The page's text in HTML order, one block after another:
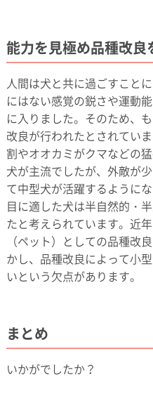
能力を見極め品種改良
人間は犬と共に過ごすこと
にはない感覚の鋭さや運動
に入りました。そのため、
改良が行われたとされてい
割やオオカミがクマなどの
犬が主流でしたが、外敵が
て中型犬が活躍するように
目に適した犬は半自然的・
たと考えられています。近
（ペット）としての品種改
かし、品種改良によって小
いという欠点があります。
まとめ
いかがでしたか？